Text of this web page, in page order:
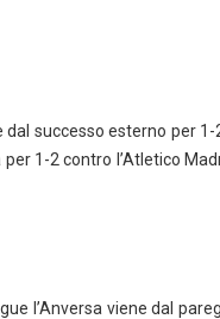
successo esterno per 1-
1-2 contro l’Atletico
l’Anversa viene dal